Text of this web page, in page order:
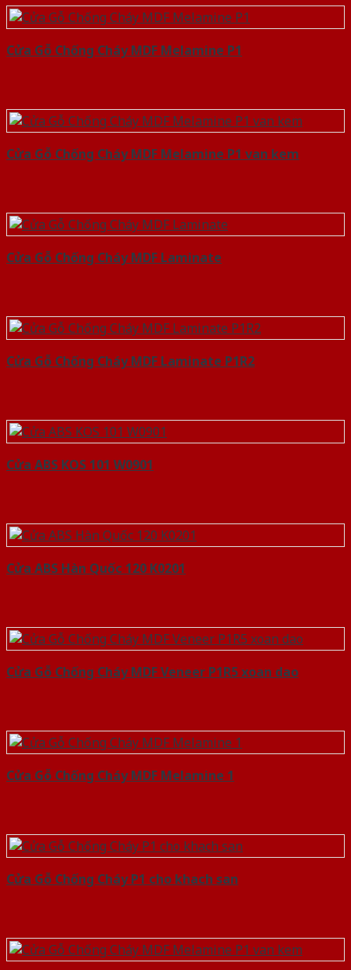
Cửa Gỗ Chống Cháy MDF Melamine P1
Cửa Gỗ Chống Cháy MDF Melamine P1 van kem
Cửa Gỗ Chống Cháy MDF Laminate
Cửa Gỗ Chống Cháy MDF Laminate P1R2
Cửa ABS KOS 101 W0901
Cửa ABS Hàn Quốc 120 K0201
Cửa Gỗ Chống Cháy MDF Veneer P1R5 xoan dao
Cửa Gỗ Chống Cháy MDF Melamine 1
Cửa Gỗ Chống Cháy P1 cho khach san